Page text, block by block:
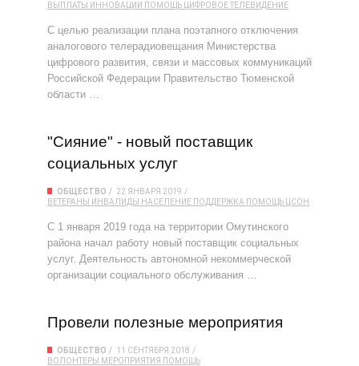
ВЫПЛАТЫ
ИННОВАЦИИ ПОМОЩЬ ЦИФРОВОЕ ТЕЛЕВИДЕНИЕ
С целью реализации плана поэтапного отключения
аналогового телерадиовещания Министерства
цифрового развития, связи и массовых коммуникаций
Российской Федерации Правительство Тюменской
области …
"Сияние" - новый поставщик
социальных услуг
ОБЩЕСТВО
22 ЯНВАРЯ 2019
ВЕТЕРАНЫ
ИНВАЛИДЫ НАСЕЛЕНИЕ ПОДДЕРЖКА ПОМОЩЬ ЦСОН
С 1 января 2019 года на территории Омутинского
района начал работу новый поставщик социальных
услуг. Деятельность автономной некоммерческой
организации социального обслуживания …
Провели полезные мероприятия
ОБЩЕСТВО
11 СЕНТЯБРЯ 2018
ВОЛОНТЕРЫ
МЕРОПРИЯТИЯ ПОМОЩЬ